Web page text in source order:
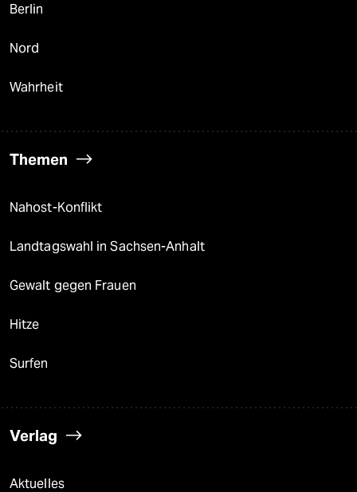
Berlin
Nord
Wahrheit
Themen
Nahost-Konflikt
Landtagswahl in Sachsen-Anhalt
Gewalt gegen Frauen
Hitze
Surfen
Verlag
Aktuelles